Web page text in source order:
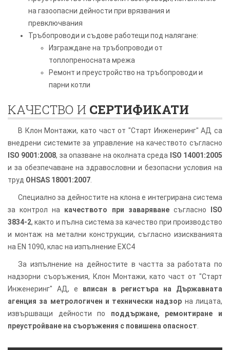
на газоопасни дейности при врязвания и
превключвания
Тръбопроводи и съдове работещи под налягане:
Изграждане на тръбопроводи от
топлопреносната мрежа
Ремонт и преустройство на тръбопроводи и
парни котли
КАЧЕСТВО И СЕРТИФИКАТИ
В Клон Монтажи, като част от "Старт Инженеринг" АД са
внедрени системите за управление на качеството съгласно
ISO 9001:2008, за опазване на околната среда ISO 14001:2005
и за обезпечаване на здравословни и безопасни условия на
труд OHSAS 18001:2007.
Специално за дейностите на клона е интегрирана система
за контрол на качеството при заваряванесъгласно
ISO
3834-2, както и пълна система за качество при производство
и монтаж на метални конструкции, съгласно изискванията
на EN 1090, клас на изпълнение EXC4
За изпълнение на дейностите в частта за работата по
надзорни съоръжения, Клон Монтажи, като част от "Старт
Инженеринг" АД, е вписан в регистъра на Държавната
агенция за метрологичен и технически надзор на лицата,
извършващи дейности по поддържане, ремонтиране и
преустройване на съоръжения с повишена опасност.